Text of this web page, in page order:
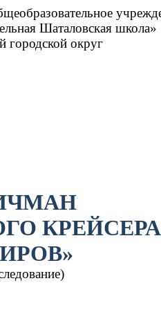
Шаталовская школа»
городской округ
КРЕЙСЕРА